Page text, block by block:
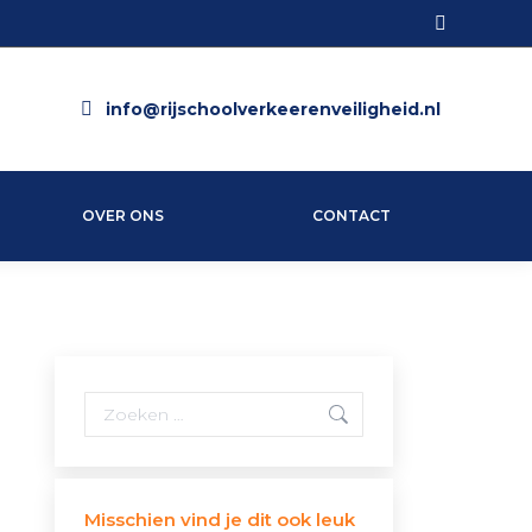
Search:
info@rijschoolverkeerenveiligheid.nl
OVER ONS CONTACT
Misschien vind je dit ook leuk